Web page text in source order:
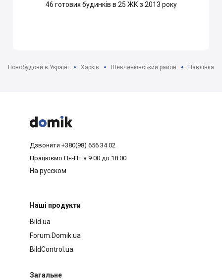
46 готових будинків в 25 ЖК з 2013 року
Новобудови в Україні Харків Шевченківський район Павлівка



Дзвонити +380(98) 656 34 02
Працюємо Пн-Пт з 9:00 до 18:00
На русском
Наші продукти
Bild.ua
Forum.Domik.ua
BildControl.ua
Загальне